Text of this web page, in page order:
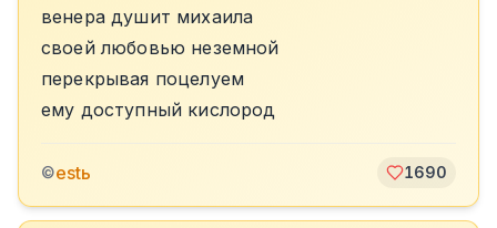
венера душит михаила
своей любовью неземной
перекрывая поцелуем
ему доступный кислород
©estь 1690